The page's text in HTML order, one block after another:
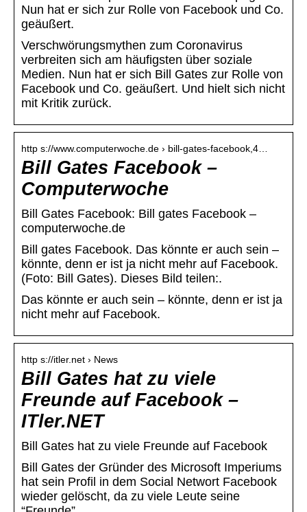
Nun hat er sich zur Rolle von Facebook und Co.
geäußert.
Verschwörungsmythen zum Coronavirus
verbreiten sich am häufigsten über soziale
Medien. Nun hat er sich Bill Gates zur Rolle von
Facebook und Co. geäußert. Und hielt sich nicht
mit Kritik zurück.
http s://www.computerwoche.de › bill-gates-facebook,4…
Bill Gates Facebook –
Computerwoche
Bill Gates Facebook: Bill gates Facebook –
computerwoche.de
Bill gates Facebook. Das könnte er auch sein –
könnte, denn er ist ja nicht mehr auf Facebook.
(Foto: Bill Gates). Dieses Bild teilen:.
Das könnte er auch sein – könnte, denn er ist ja
nicht mehr auf Facebook.
http s://itler.net › News
Bill Gates hat zu viele
Freunde auf Facebook –
ITler.NET
Bill Gates hat zu viele Freunde auf Facebook
Bill Gates der Gründer des Microsoft Imperiums
hat sein Profil in dem Social Networt Facebook
wieder gelöscht, da zu viele Leute seine